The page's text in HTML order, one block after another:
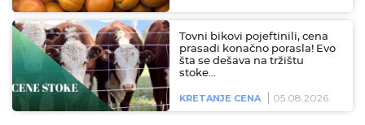
Tovni bikovi pojeftinili, cena
prasadi konačno porasla! Evo
šta se dešava na tržištu
stoke…
KRETANJE CENA 05.08.2026